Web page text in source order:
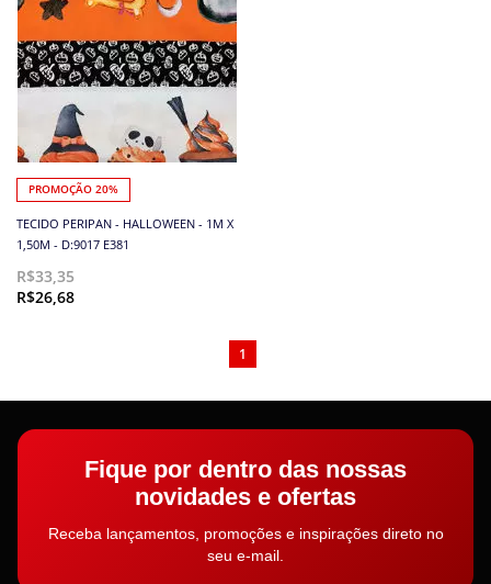
PROMOÇÃO 20%
TECIDO PERIPAN - HALLOWEEN - 1M X
1,50M - D:9017 E381
R$33,35
R$26,68
1
Fique por dentro das nossas
novidades e ofertas
Receba lançamentos, promoções e inspirações direto no
seu e-mail.